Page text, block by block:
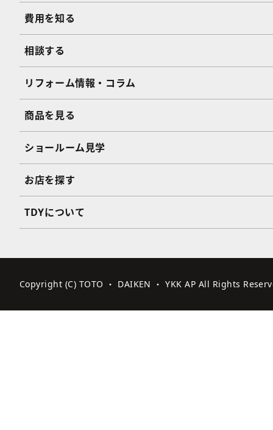
費用を知る
相談する
リフォーム情報・コラム
商品を見る
ショールーム見学
お店を探す
TDYについて
Copyright (C) TOTO ・ DAIKEN ・ YKK AP All Rights